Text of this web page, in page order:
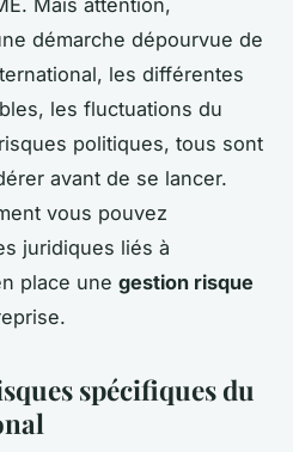
démarche dépourvue de
les différentes
les fluctuations du
politiques, tous sont
avant de se lancer.
vous pouvez
juridiques liés à
place une gestion risque
spécifiques du